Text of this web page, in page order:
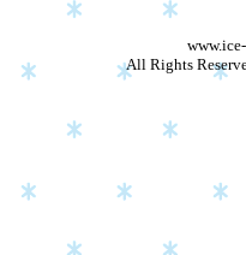
All Rights